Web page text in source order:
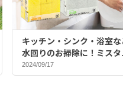
キッチン・シンク・浴室な
水回りのお掃除に！ミスタ
マックスバイヤーおすすめ
ポンジ♪
2024/09/17